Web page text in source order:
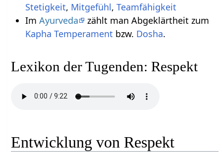
Stetigkeit, Mitgefühl, Teamfähigkeit
Im Ayurveda
zählt man Abgeklärtheit zum
Kapha Temperament bzw. Dosha.
Lexikon der Tugenden: Respekt
Entwicklung von Respekt